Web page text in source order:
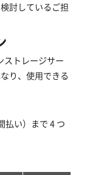
討しているご担
トレージサー
り、使用できる
払い）まで 4 つ